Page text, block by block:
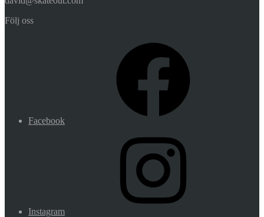
Följ oss
Facebook
Instagram